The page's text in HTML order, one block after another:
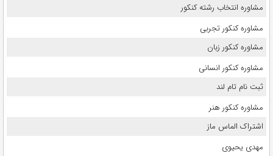
مشاوره انتخاب رشته کنکور
مشاوره کنکور تجربی
مشاوره کنکور زبان
مشاوره کنکور انسانی
ثبت نام تام لند
مشاوره کنکور هنر
اشتراک الماس ماز
مهدی یحیوی